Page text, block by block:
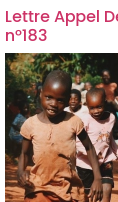
Lettre Appel
n°183